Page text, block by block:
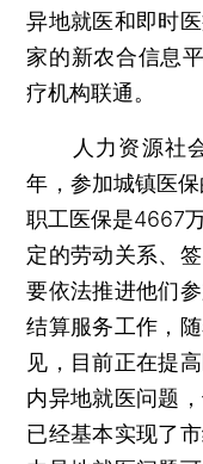
异地就医和即时
家的新农合信息
疗机构联通。
人力资源社会
年，参加城镇医
职工医保是4667
定的劳动关系、
要依法推进他们
结算服务工作，
见，目前正在提
内异地就医问题
已经基本实现了